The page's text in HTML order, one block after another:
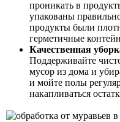
проникать в
упакованы
продукты были
герметичные
Качественная
Поддерживайте
мусор из дома и
и мойте полы
накапливаться